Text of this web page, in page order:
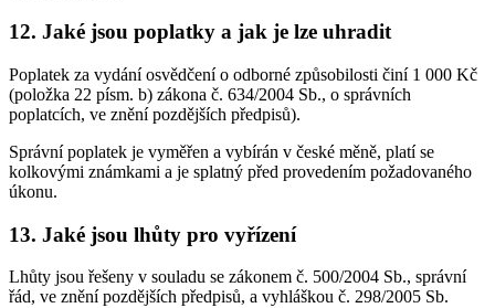
12. Jaké jsou poplatky a jak je lze uhradit
Poplatek za vydání osvědčení o odborné způsobilosti činí 1 000 Kč
(položka 22 písm. b) zákona č. 634/2004 Sb., o správních
poplatcích, ve znění pozdějších předpisů).
Správní poplatek je vyměřen a vybírán v české měně, platí se
kolkovými známkami a je splatný před provedením požadovaného
úkonu.
13. Jaké jsou lhůty pro vyřízení
Lhůty jsou řešeny v souladu se zákonem č. 500/2004 Sb., správní
řád, ve znění pozdějších předpisů, a vyhláškou č. 298/2005 Sb.